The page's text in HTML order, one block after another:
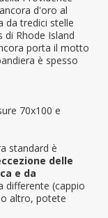
d'oro al
da tredici stelle
Rhode Island
porta il motto
è spesso
70x100 e
standard è
delle
e da
differente (cappio
altro, potete